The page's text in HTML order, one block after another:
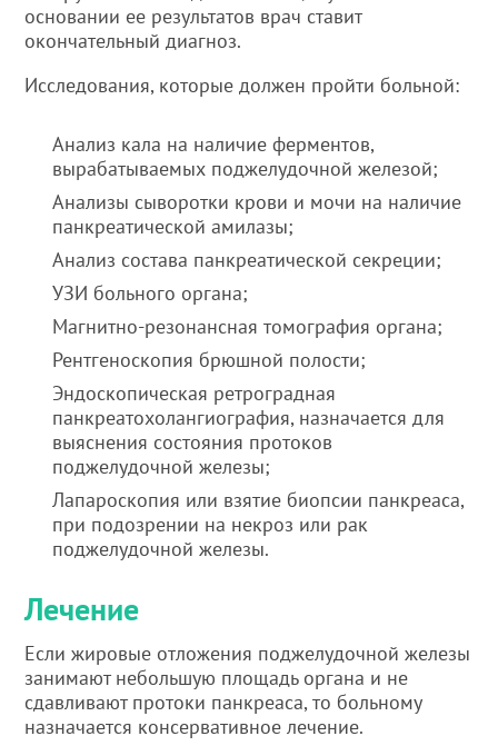
основании ее результатов врач ставит
окончательный диагноз.
Исследования, которые должен пройти больной:
Анализ кала на наличие ферментов,
вырабатываемых поджелудочной железой;
Анализы сыворотки крови и мочи на наличие
панкреатической амилазы;
Анализ состава панкреатической секреции;
УЗИ больного органа;
Магнитно-резонансная томография органа;
Рентгеноскопия брюшной полости;
Эндоскопическая ретроградная
панкреатохолангиография, назначается для
выяснения состояния протоков
поджелудочной железы;
Лапароскопия или взятие биопсии панкреаса,
при подозрении на некроз или рак
поджелудочной железы.
Лечение
Если жировые отложения поджелудочной железы
занимают небольшую площадь органа и не
сдавливают протоки панкреаса, то больному
назначается консервативное лечение.